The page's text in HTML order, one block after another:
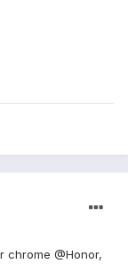
chrome @Honor,